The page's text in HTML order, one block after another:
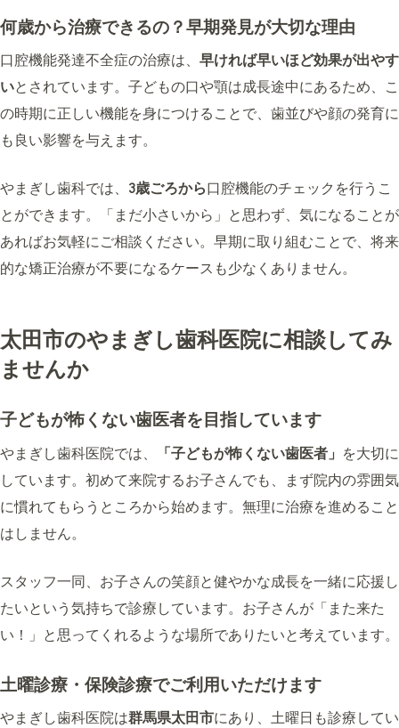
何歳から治療できるの？早期発見が大切な理由
口腔機能発達不全症の治療は、 早ければ早いほど効果が出やす
いとされています。子どもの口や顎は成長途中にあるため、こ
の時期に正しい機能を身につけることで、歯並びや顔の発育に
も良い影響を与えます。
やまぎし歯科では、 3歳ごろから口腔機能のチェックを行うこ
とができます。「まだ小さいから」と思わず、気になることが
あればお気軽にご相談ください。早期に取り組むことで、将来
的な矯正治療が不要になるケースも少なくありません。
太田市のやまぎし歯科医院に相談してみ
ませんか
子どもが怖くない歯医者を目指しています
やまぎし歯科医院では、 「子どもが怖くない歯医者」 を大切に
しています。初めて来院するお子さんでも、まず院内の雰囲気
に慣れてもらうところから始めます。無理に治療を進めること
はしません。
スタッフ一同、お子さんの笑顔と健やかな成長を一緒に応援し
たいという気持ちで診療しています。お子さんが「また来た
い！」と思ってくれるような場所でありたいと考えています。
土曜診療・保険診療でご利用いただけます
やまぎし歯科医院は群馬県太田市にあり、土曜日も診療してい